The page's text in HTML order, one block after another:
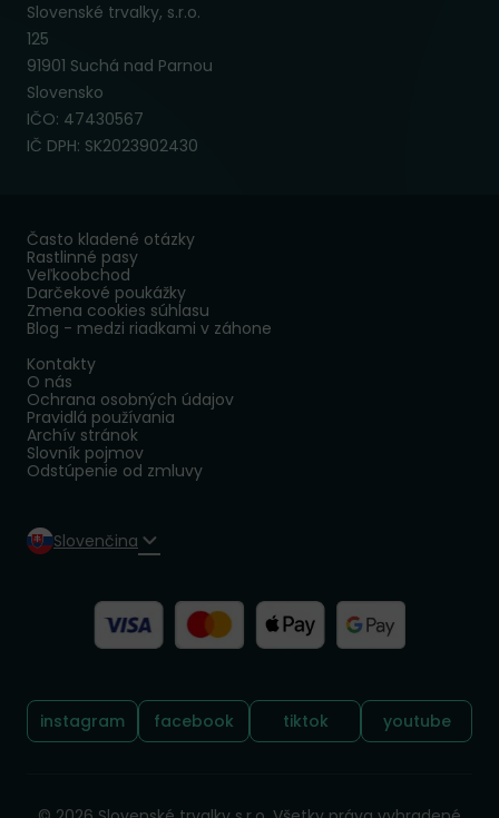
Slovenské trvalky, s.r.o.
125
91901 Suchá nad Parnou
Slovensko
IČO: 47430567
IČ DPH: SK2023902430
Často kladené otázky
Rastlinné pasy
Veľkoobchod
Darčekové poukážky
Zmena cookies súhlasu
Blog - medzi riadkami v záhone
Kontakty
O nás
Ochrana osobných údajov
Pravidlá používania
Archív stránok
Slovník pojmov
Odstúpenie od zmluvy
Slovenčina
Sledujte nás:
instagram facebook tiktok youtube